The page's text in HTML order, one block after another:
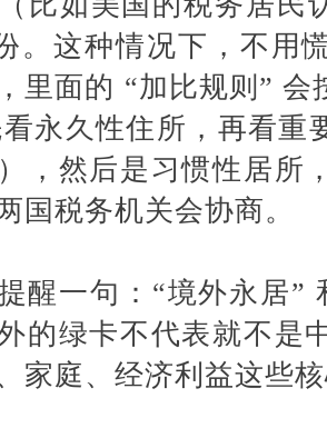
。这种情况下，不用
里面的 “加比规则”
永久性住所，再看重
，然后是习惯性居所
国税务机关会协商。
醒一句： “境外永居”
的绿卡不代表就不是
家庭、经济利益这些